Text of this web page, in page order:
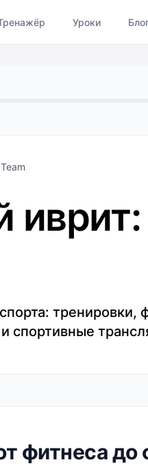
Уроки
тренировки,
спортивные
фитнеса до